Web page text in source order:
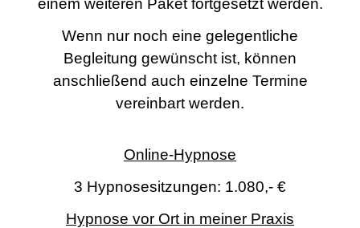
einem weiteren Paket fortgesetzt werden.
Wenn nur noch eine gelegentliche
Begleitung gewünscht ist, können
anschließend auch einzelne Termine
vereinbart werden.
Online-Hypnose
3 Hypnosesitzungen: 1.080,- €
Hypnose vor Ort in meiner Praxis